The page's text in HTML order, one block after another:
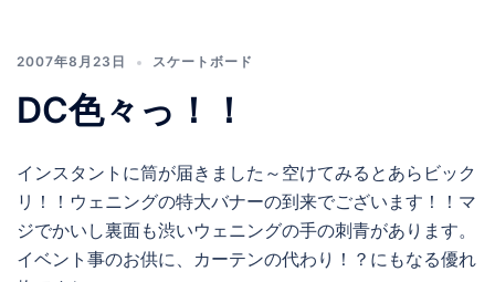
2007年8月23日 スケートボード
DC色々っ！！
インスタントに筒が届きました～空けてみるとあらビック
リ！！ウェニングの特大バナーの到来でございます！！マ
ジでかいし裏面も渋いウェニングの手の刺青があります。
イベント事のお供に、カーテンの代わり！？にもなる優れ